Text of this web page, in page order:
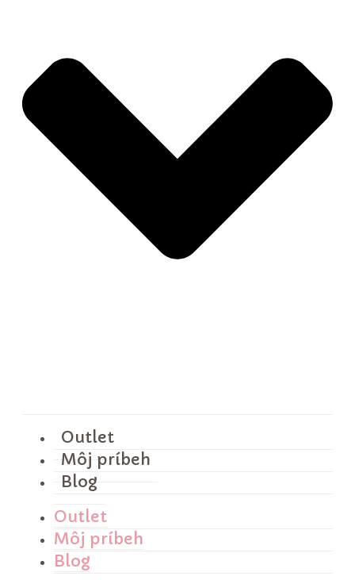
Outlet
Môj príbeh
Blog
Outlet
Môj príbeh
Blog